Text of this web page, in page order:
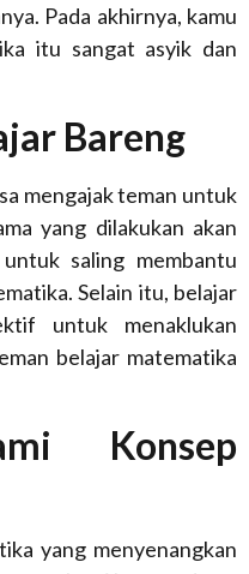
Pada akhirnya, kamu
itu sangat asyik dan
Bareng
mengajak teman untuk
yang dilakukan akan
saling membantu
Selain itu, belajar
untuk menaklukan
belajar matematika
Konsep
yang menyenangkan